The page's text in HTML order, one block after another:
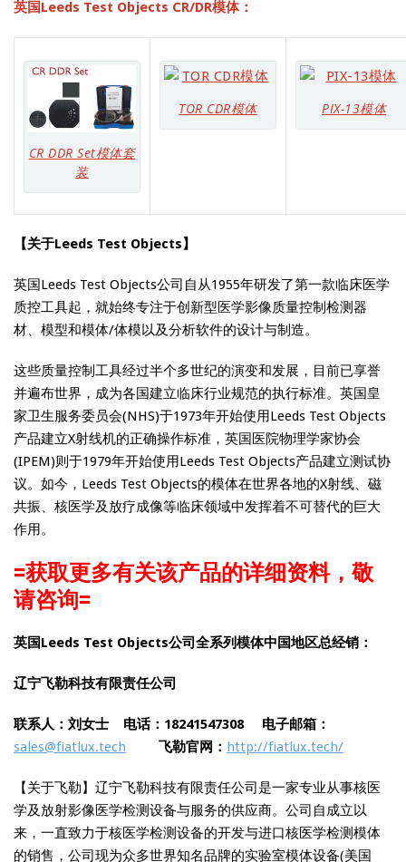
英国Leeds Test Objects CR/DR模体：
CR DDR Set模体套
装
TOR CDR模体 PIX-13模体
【关于Leeds Test Objects】
英国Leeds Test Objects公司自从1955年研发了第一款临床医学
质控工具起，就始终专注于创新型医学影像质量控制检测器
材、模型和模体/体模以及分析软件的设计与制造。
这些质量控制工具经过半个多世纪的演变和发展，目前已享誉
并遍布世界，成为各国建立临床行业规范的执行标准。英国皇
家卫生服务委员会(NHS)于1973年开始使用Leeds Test Objects
产品建立X射线机的正确操作标准，英国医院物理学家协会
(IPEM)则于1979年开始使用Leeds Test Objects产品建立测试协
议。如今，Leeds Test Objects的模体在世界各地的X射线、磁
共振、核医学及放疗成像等临床领域中发挥着不可替代的巨大
作用。
=获取更多有关该产品的详细资料，敬
请咨询=
英国Leeds Test Objects公司全系列模体中国地区总经销：
辽宁飞勒科技有限责任公司
联系人：刘女士 电话：18241547308
电子邮箱：
sales@fiatlux.tech
飞勒官网： http://fiatlux.tech/
【关于飞勒】辽宁飞勒科技有限责任公司是一家专业从事核医
学及放射影像医学检测设备与服务的供应商。公司自成立以
来，一直致力于核医学检测设备的开发与进口核医学检测模体
的销售，公司现为众多世界知名品牌的实验室模体设备(美国